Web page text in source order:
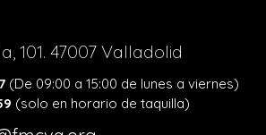
101. 47007 Valladolid
(De 09:00 a 15:00 de lunes a viernes)
(solo en horario de taquilla)